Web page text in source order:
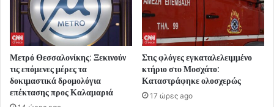
Μετρό Θεσσαλονίκης: Ξεκινούν
τις επόμενες μέρες τα
δοκιμαστικά δρομολόγια
επέκτασης προς Καλαμαριά
Στις φλόγες εγκαταλελειμμένο
κτήριο στο Μοσχάτο:
Καταστράφηκε ολοσχερώς
17 ώρες ago